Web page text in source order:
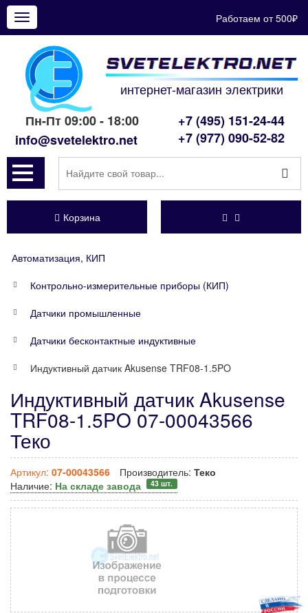
Показать
меню
Работаем от 500₽
интернет-магазин электрики
Пн-Пт 09:00 - 18:00
info@svetelektro.net
+7 (495) 151-24-44
+7 (977) 090-52-82
Корзина
Автоматизация, КИП
Контрольно-измерительные приборы (КИП)
Датчики промышленные
Датчики бесконтактные индуктивные
Индуктивный датчик Akusense TRF08-1.5PO
Индуктивный датчик Akusense
TRF08-1.5PO 07-00043566
Теко
Артикул: 07-00043566 Производитель: Теко
Наличие: На складе завода 43 шт.